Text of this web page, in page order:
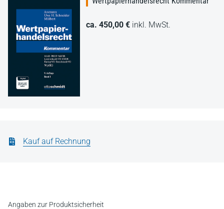
ca. 450,00 € inkl. MwSt.
Kauf auf Rechnung
Angaben zur Produktsicherheit